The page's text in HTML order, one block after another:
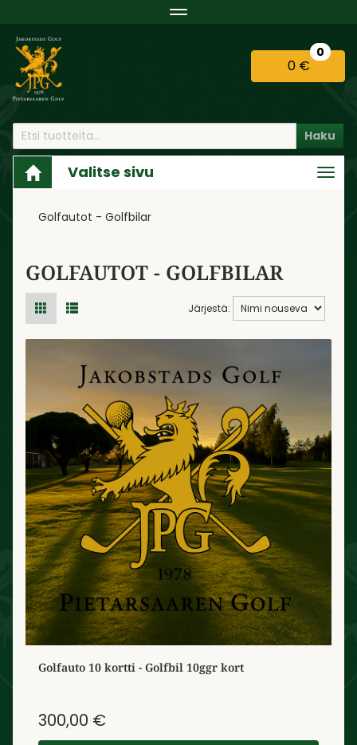
Navigaatio
0 €
0
Haku
Valitse sivu
Golfautot - Golfbilar
GOLFAUTOT - GOLFBILAR
Järjestä:
Golfauto 10 kortti - Golfbil 10ggr kort
300,00 €